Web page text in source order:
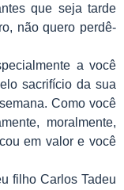
que seja tarde
não quero perdê-
a você
sacrifício da sua
Como você
moralmente,
em valor e você
filho Carlos Tadeu